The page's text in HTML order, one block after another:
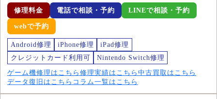
修理料金 電話で相談・予約 LINEで相談・予約
webで予約
Android修理 iPhone修理
iPad修理
クレジットカード利用可
Nintendo Switch修理
ゲーム機修理はこちら 修理実績はこちら 中古買取はこちら
データ復旧はこちら コラム一覧はこちら